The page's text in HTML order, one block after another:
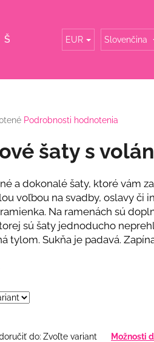
Šaty pre svadobné mamy
EUR Slovenčina
Podrobnosti hodnotenia
šaty s
a dokonalé šaty, ktoré vám
voľbou na svadby, oslavy či
Na ramenách sú
sú šaty jednoducho
tylom. Sukňa je padavá.
do: Zvoľte variant Možnosti